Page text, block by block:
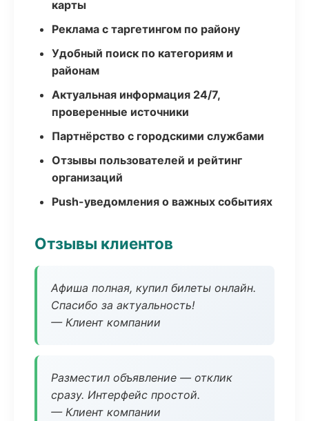
карты
Реклама с таргетингом по району
Удобный поиск по категориям и
районам
Актуальная информация 24/7,
проверенные источники
Партнёрство с городскими службами
Отзывы пользователей и рейтинг
организаций
Push-уведомления о важных событиях
Отзывы клиентов
Афиша полная, купил билеты онлайн.
Спасибо за актуальность!
— Клиент компании
Разместил объявление — отклик
сразу. Интерфейс простой.
— Клиент компании